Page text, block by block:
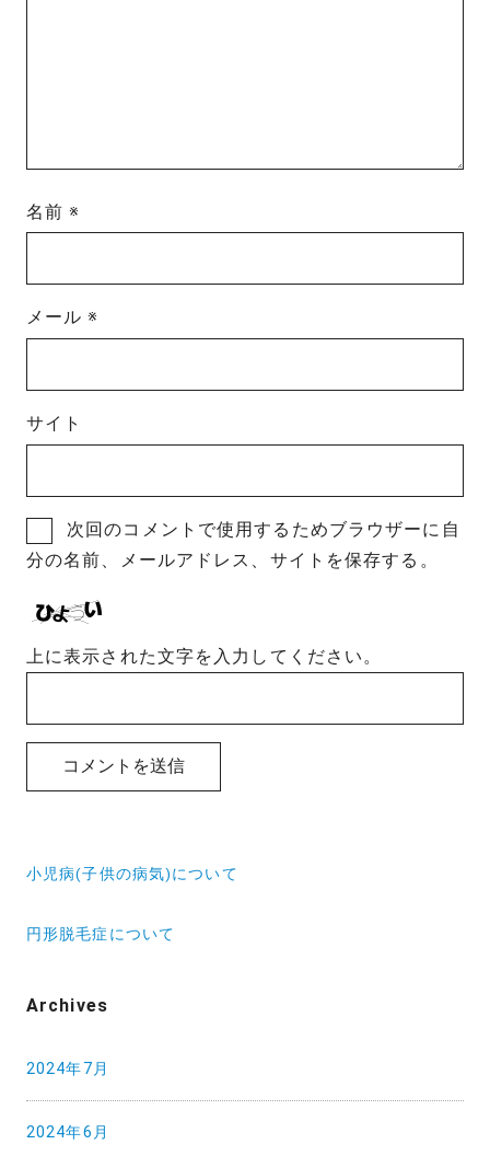
名前※
メール※
サイト
次回のコメントで使用するためブラウザーに自
分の名前、メールアドレス、サイトを保存する。
上に表示された文字を入力してください。
投
ナ
ゲ
シ
小児病(子供の病気)について
円形脱毛症について
Archives
2024年7月
2024年6月